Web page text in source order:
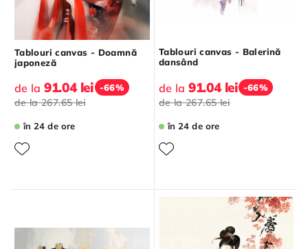
Tablouri canvas - Doamnă
japoneză
de la 91.04 lei -66%
de la267.65 lei
în 24 de ore
Tablouri canvas - Balerină
dansând
de la 91.04 lei -66%
de la267.65 lei
în 24 de ore